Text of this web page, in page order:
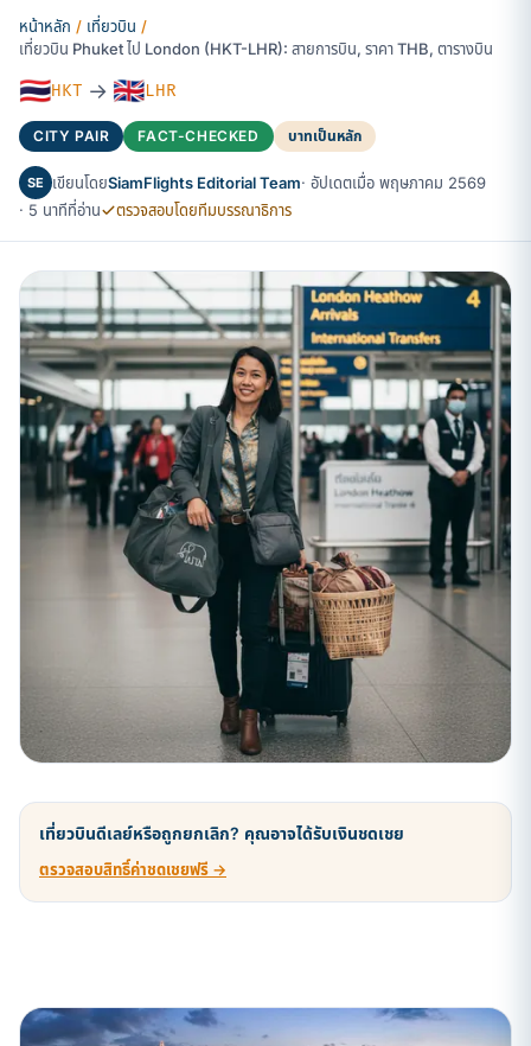
หน้าหลัก / เที่ยวบิน /
เที่ยวบิน Phuket ไป London (HKT-LHR): สายการบิน, ราคา THB, ตารางบิน
🇹🇭HKT → 🇬🇧LHR
CITY PAIR FACT-CHECKED บาทเป็นหลัก
SE เขียนโดยSiamFlights Editorial Team· อัปเดตเมื่อ พฤษภาคม 2569
· 5 นาทีที่อ่าน
ตรวจสอบโดยทีมบรรณาธิการ
เที่ยวบินดีเลย์หรือถูกยกเลิก? คุณอาจได้รับเงินชดเชย
ตรวจสอบสิทธิ์ค่าชดเชยฟรี →